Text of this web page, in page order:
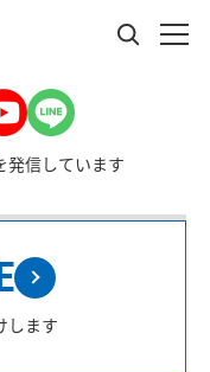
発信しています
します